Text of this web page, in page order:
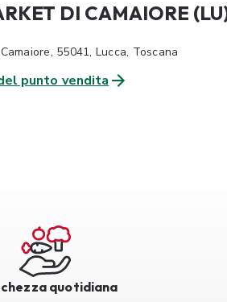
DI CAMAIORE
55041, Lucca, Toscana
punto vendita
quotidiana